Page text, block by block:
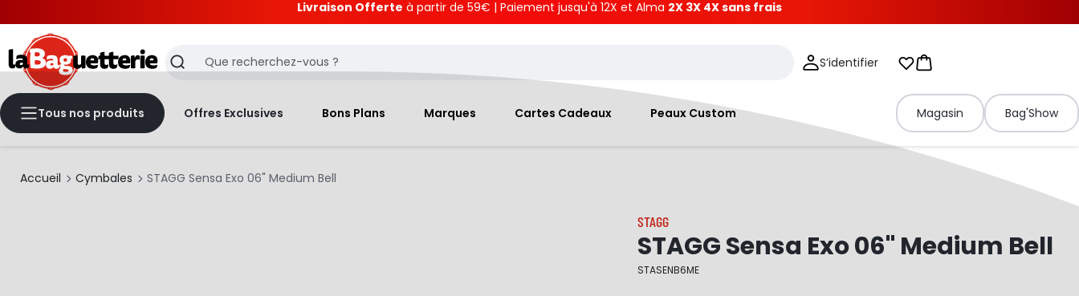
Livraison Offerte à partir de 59€ | Paiement jusqu'à 12X et Alma 2X 3X 4X sans frais
Recherche S’identifier Mes listes d'envies
Panier
Tous nos produits Offres Exclusives Bons Plans Marques Cartes Cadeaux Peaux Custom Magasin Bag'Show
Accueil Cymbales STAGG Sensa Exo 06" Medium Bell
STAGG
STAGG Sensa Exo 06" Medium Bell
STASENB6ME